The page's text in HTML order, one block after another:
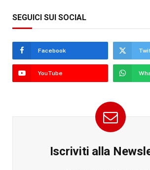
SEGUICI SUI SOCIAL
Facebook
YouTube
Iscriviti alla